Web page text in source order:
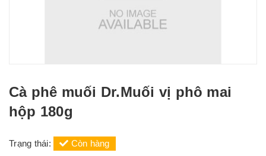
Cà phê muối Dr.Muối vị phô mai
hộp 180g
Trạng thái: Còn hàng